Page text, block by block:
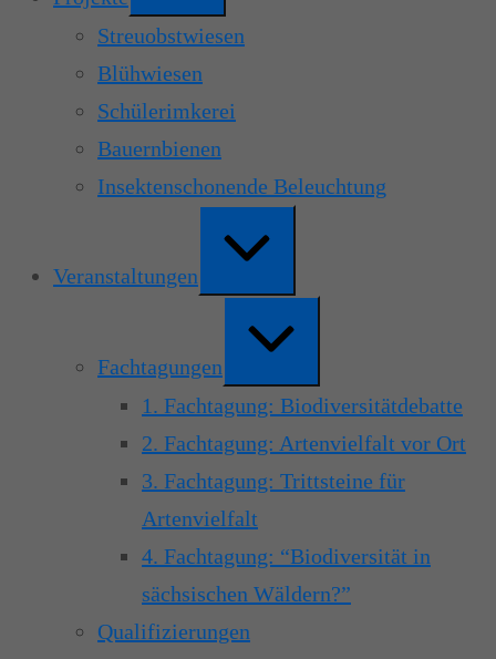
Streuobstwiesen
Blühwiesen
Schülerimkerei
Bauernbienen
Insektenschonende Beleuchtung
Veranstaltungen
Fachtagungen
1. Fachtagung: Biodiversitätdebatte
2. Fachtagung: Artenvielfalt vor Ort
3. Fachtagung: Trittsteine für
Artenvielfalt
4. Fachtagung: “Biodiversität in
sächsischen Wäldern?”
Qualifizierungen